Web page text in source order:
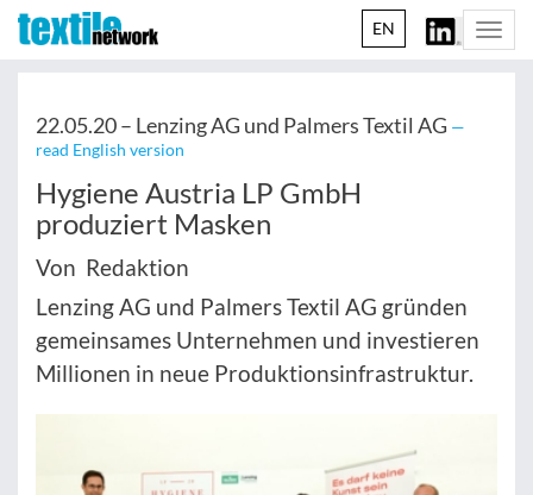
EN
22.05.20 – Lenzing AG und Palmers Textil AG —
read English version
Hygiene Austria LP GmbH
produziert Masken
Von Redaktion
Lenzing AG und Palmers Textil AG gründen
gemeinsames Unternehmen und investieren
Millionen in neue Produktionsinfrastruktur.